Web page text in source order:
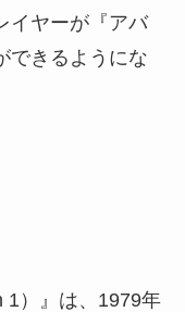
イヤーが『アバ
できるようにな
1）』は、1979年